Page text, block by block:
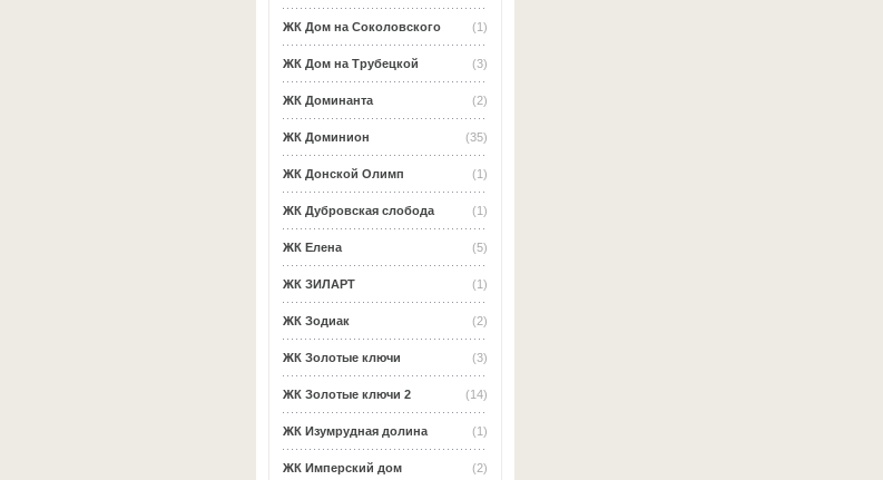
(1)
ЖК Дом на Соколовского
(3)
ЖК Дом на Трубецкой
(2)
ЖК Доминанта
(35)
ЖК Доминион
(1)
ЖК Донской Олимп
(1)
ЖК Дубровская слобода
(5)
ЖК Елена
(1)
ЖК ЗИЛАРТ
(2)
ЖК Зодиак
(3)
ЖК Золотые ключи
(14)
ЖК Золотые ключи 2
(1)
ЖК Изумрудная долина
(2)
ЖК Имперский дом